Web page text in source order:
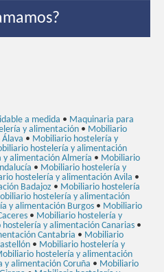
a medida • Maquinaria para
y alimentación • Mobiliario
• Mobiliario hostelería y
hostelería y alimentación
alimentación Almería • Mobiliario
• Mobiliario hostelería y
hostelería y alimentación Avila •
Badajoz • Mobiliario hostelería
hostelería y alimentación
y alimentación Burgos• Mobiliario
• Mobiliario hostelería y
y alimentación Canarias•
Cantabria • Mobiliario
• Mobiliario hostelería y
hostelería y alimentación
y alimentación Coruña • Mobiliario